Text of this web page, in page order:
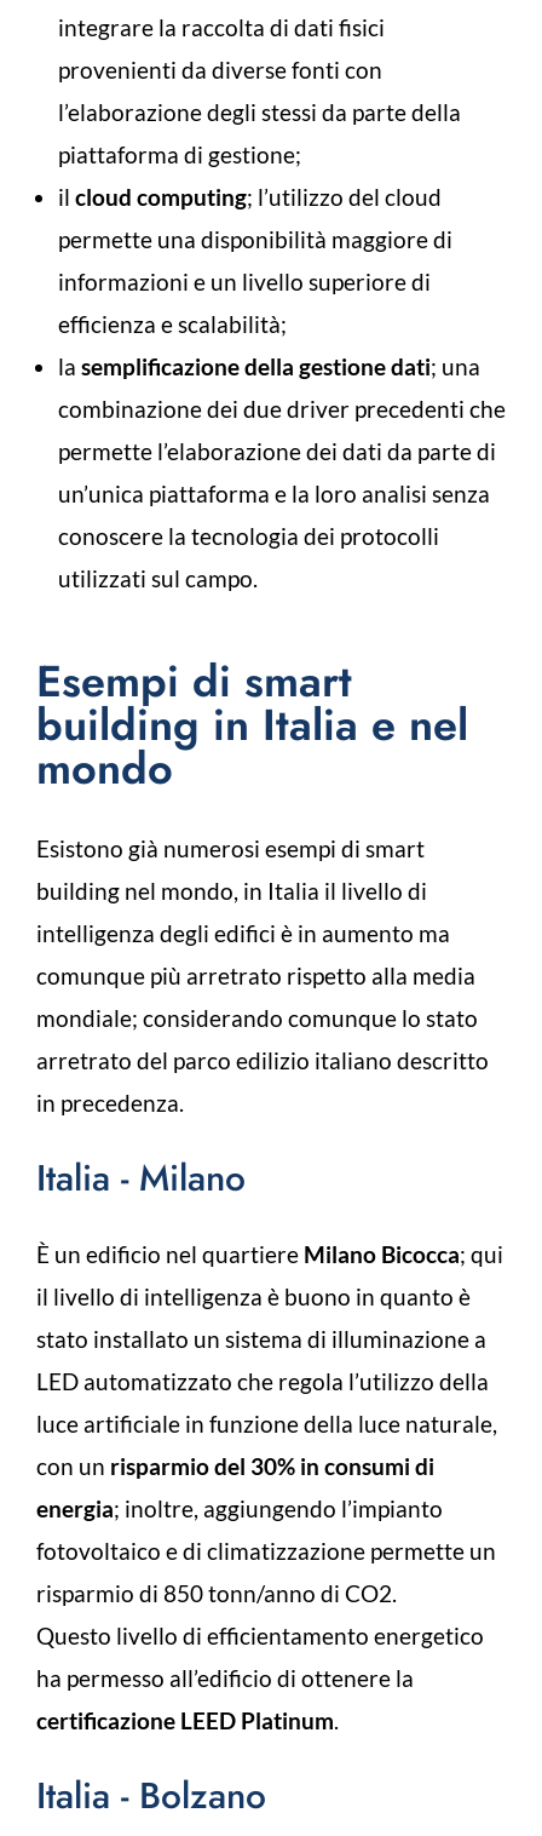
integrare la raccolta di dati fisici
provenienti da diverse fonti con
l’elaborazione degli stessi da parte della
piattaforma di gestione;
il cloud computing; l’utilizzo del cloud
permette una disponibilità maggiore di
informazioni e un livello superiore di
efficienza e scalabilità;
la semplificazione della gestione dati; una
combinazione dei due driver precedenti che
permette l’elaborazione dei dati da parte di
un’unica piattaforma e la loro analisi senza
conoscere la tecnologia dei protocolli
utilizzati sul campo.
Esempi di smart
building in Italia e nel
mondo
Esistono già numerosi esempi di smart
building nel mondo, in Italia il livello di
intelligenza degli edifici è in aumento ma
comunque più arretrato rispetto alla media
mondiale; considerando comunque lo stato
arretrato del parco edilizio italiano descritto
in precedenza.
Italia - Milano
È un edificio nel quartiere Milano Bicocca; qui
il livello di intelligenza è buono in quanto è
stato installato un sistema di illuminazione a
LED automatizzato che regola l’utilizzo della
luce artificiale in funzione della luce naturale,
con un risparmio del 30% in consumi di
energia; inoltre, aggiungendo l’impianto
fotovoltaico e di climatizzazione permette un
risparmio di 850 tonn/anno di CO2.
Questo livello di efficientamento energetico
ha permesso all’edificio di ottenere la
certificazione LEED Platinum.
Italia - Bolzano